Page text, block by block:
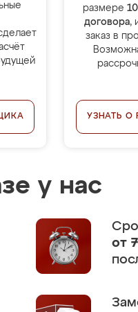
размере
договора,
заказ в
УЗНАТЬ О
у нас
от